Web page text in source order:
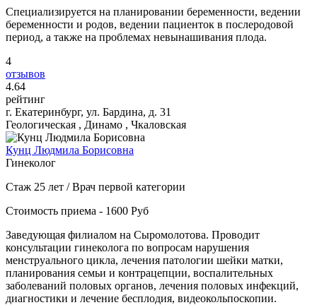
Специализируется на планировании беременности, ведении
беременности и родов, ведении пациенток в послеродовой
период, а также на проблемах невынашивания плода.
4
отзывов
4.64
рейтинг
г. Екатеринбург, ул. Бардина, д. 31
Геологическая , Динамо , Чкаловская
Кунц Людмила Борисовна
Гинеколог
Стаж 25 лет / Врач первой категории
Стоимость приема - 1600 Руб
Заведующая филиалом на Сыромолотова. Проводит
консультации гинеколога по вопросам нарушения
менструального цикла, лечения патологии шейки матки,
планирования семьи и контрацепции, воспалительных
заболеваний половых органов, лечения половых инфекций,
диагностики и лечение бесплодия, видеокольпоскопии.